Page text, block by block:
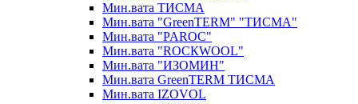
Мин.вата ТИСМА
Мин.вата "GreenTERM" "ТИСМА"
Мин.вата "PAROC"
Мин.вата "ROCКWOOL"
Мин.вата "ИЗОМИН"
Мин.вата GreenTERM ТИСМА
Мин.вата IZOVOL